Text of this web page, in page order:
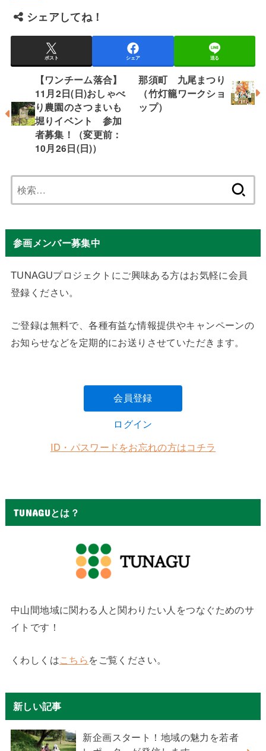
シェアしてね！
ポスト シェア 送る
【ワンチーム落合】
11月2日(日)おしゃべ
り農園のさつまいも
堀りイベント 参加
者募集！（変更前：
10月26日(日)）
那須町 九尾まつり
（竹灯籠ワークショ
ップ）
索:
参画メンバー募集中
TUNAGUプロジェクトにご興味ある方はお気軽に会員
登録ください。
ご登録は無料で、各種有益な情報提供やキャンペーンの
お知らせなどを定期的にお送りさせていただきます。
会員登録
ログイン
ID・パスワードをお忘れの方はコチラ
TUNAGUとは？
中山間地域に関わる人と関わりたい人をつなぐためのサ
イトです！
くわしくはこちらをご覧ください。
新しい記事
新企画スタート！地域の魅力を若者